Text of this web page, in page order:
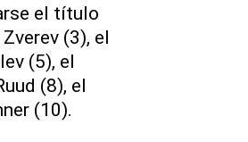
el título
(3), el
(5), el
(8), el
(10).